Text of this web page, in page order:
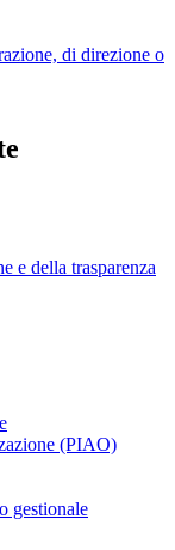
di direzione o
e della trasparenza
(PIAO)
gestionale